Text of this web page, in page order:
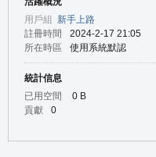
用戶組 新手上路
註冊時間
2024-2-17 21:05
所在時區
使用系統默認
統計信息
已用空間
0 B
貢獻
0